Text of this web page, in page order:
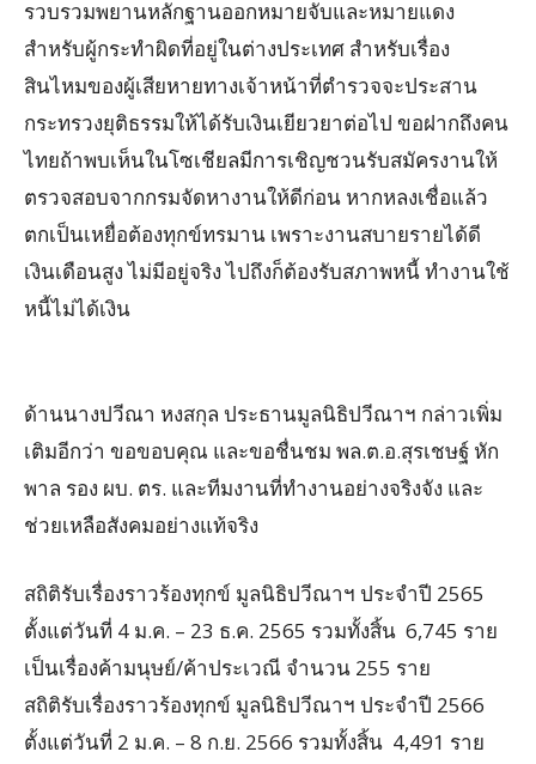
รวบรวมพยานหลักฐานออกหมายจับและหมายแดง
สำหรับผู้กระทำผิดที่อยู่ในต่างประเทศ สำหรับเรื่อง
สินไหมของผู้เสียหายทางเจ้าหน้าที่ตำรวจจะประสาน
กระทรวงยุติธรรมให้ได้รับเงินเยียวยาต่อไป ขอฝากถึงคน
ไทยถ้าพบเห็นในโซเชียลมีการเชิญชวนรับสมัครงานให้
ตรวจสอบจากกรมจัดหางานให้ดีก่อน หากหลงเชื่อแล้ว
ตกเป็นเหยื่อต้องทุกข์ทรมาน เพราะงานสบายรายได้ดี
เงินเดือนสูง ไม่มีอยู่จริง ไปถึงก็ต้องรับสภาพหนี้ ทำงานใช้
หนี้ไม่ได้เงิน
ด้านนางปวีณา หงสกุล ประธานมูลนิธิปวีณาฯ กล่าวเพิ่ม
เติมอีกว่า ขอขอบคุณ และขอชื่นชม พล.ต.อ.สุรเชษฐ์ หัก
พาล รอง ผบ. ตร. และทีมงานที่ทำงานอย่างจริงจัง และ
ช่วยเหลือสังคมอย่างแท้จริง
สถิติรับเรื่องราวร้องทุกข์ มูลนิธิปวีณาฯ ประจำปี 2565
ตั้งแต่วันที่ 4 ม.ค. – 23 ธ.ค. 2565 รวมทั้งสิ้น 6,745 ราย
เป็นเรื่องค้ามนุษย์/ค้าประเวณี จำนวน 255 ราย
สถิติรับเรื่องราวร้องทุกข์ มูลนิธิปวีณาฯ ประจำปี 2566
ตั้งแต่วันที่ 2 ม.ค. – 8 ก.ย. 2566 รวมทั้งสิ้น 4,491 ราย